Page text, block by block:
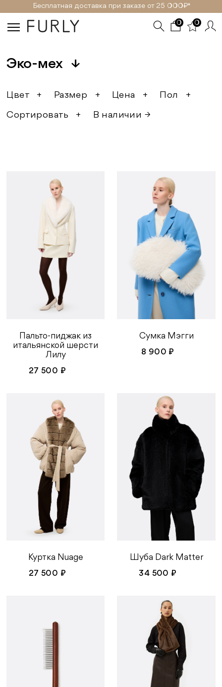
Бесплатная доставка при заказе от 25 000₽ *
0 0
Эко-мех ↓
Цвет + Размер + Цена + Пол
+
Сортировать
+ В наличии →
Пальто-пиджак из
итальянской шерсти
Лилу
27 500 ₽
Сумка Мэгги
8 900 ₽
Куртка Nuage
27 500 ₽
Шуба Dark Matter
34 500 ₽